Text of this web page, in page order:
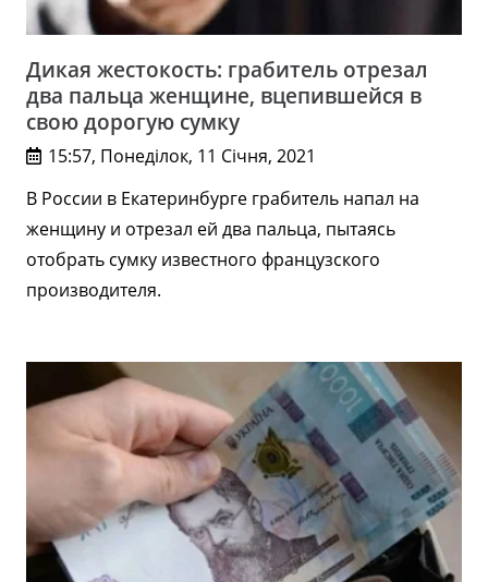
Дикая жестокость: грабитель отрезал
два пальца женщине, вцепившейся в
свою дорогую сумку
15:57, Понеділок, 11 Січня, 2021
В России в Екатеринбурге грабитель напал на
женщину и отрезал ей два пальца, пытаясь
отобрать сумку известного французского
производителя.